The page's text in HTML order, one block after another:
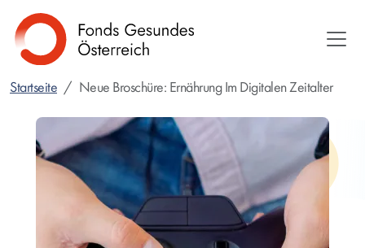
zum
Inhalt
Startseite Neue Broschüre: Ernährung Im Digitalen Zeitalter